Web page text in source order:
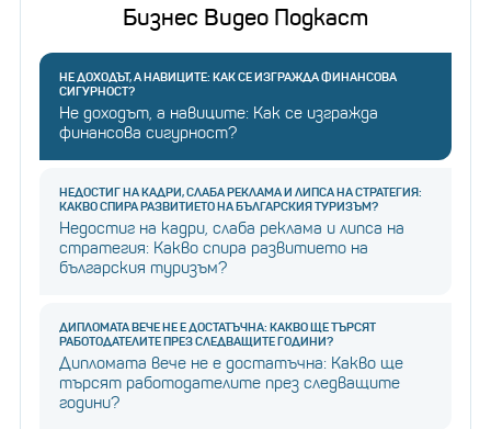
Бизнес Видео Подкаст
НЕ ДОХОДЪТ, А НАВИЦИТЕ: КАК СЕ ИЗГРАЖДА ФИНАНСОВА
СИГУРНОСТ?
Не доходът, а навиците: Как се изгражда
финансова сигурност?
НЕДОСТИГ НА КАДРИ, СЛАБА РЕКЛАМА И ЛИПСА НА СТРАТЕГИЯ:
КАКВО СПИРА РАЗВИТИЕТО НА БЪЛГАРСКИЯ ТУРИЗЪМ?
Недостиг на кадри, слаба реклама и липса на
стратегия: Какво спира развитието на
българския туризъм?
ДИПЛОМАТА ВЕЧЕ НЕ Е ДОСТАТЪЧНА: КАКВО ЩЕ ТЪРСЯТ
РАБОТОДАТЕЛИТЕ ПРЕЗ СЛЕДВАЩИТЕ ГОДИНИ?
Дипломата вече не е достатъчна: Какво ще
търсят работодателите през следващите
години?